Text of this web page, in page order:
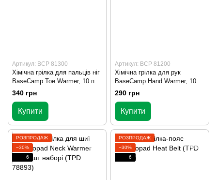
Артикул: BCP 81300
Хімічна грілка для пальців ніг
BaseCamp Toe Warmer, 10 пар
(BCP 81300)
340 грн
Купити
Артикул: BCP 81200
Хімічна грілка для рук
BaseCamp Hand Warmer, 10
пар (BCP 81200)
290 грн
Купити
РОЗПРОДАЖ
−30%
6
РОЗПРОДАЖ
−30%
6